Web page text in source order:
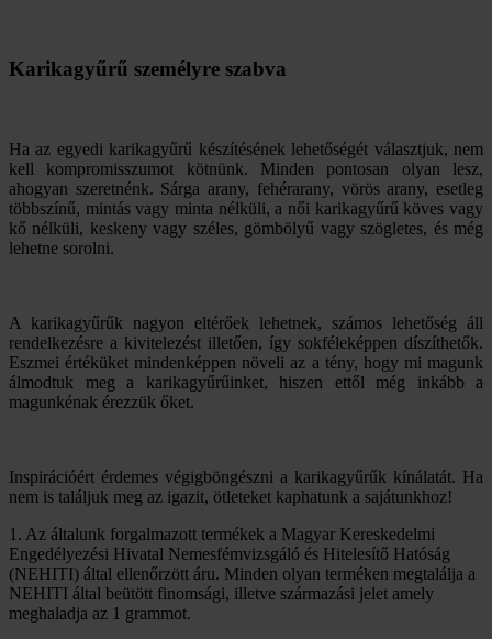
Karikagyűrű személyre szabva
Ha az egyedi karikagyűrű készítésének lehetőségét választjuk, nem
kell kompromisszumot kötnünk. Minden pontosan olyan lesz,
ahogyan szeretnénk. Sárga arany, fehérarany, vörös arany, esetleg
többszínű, mintás vagy minta nélküli, a női karikagyűrű köves vagy
kő nélküli, keskeny vagy széles, gömbölyű vagy szögletes, és még
lehetne sorolni.
A karikagyűrűk nagyon eltérőek lehetnek, számos lehetőség áll
rendelkezésre a kivitelezést illetően, így sokféleképpen díszíthetők.
Eszmei értéküket mindenképpen növeli az a tény, hogy mi magunk
álmodtuk meg a karikagyűrűinket, hiszen ettől még inkább a
magunkénak érezzük őket.
Inspirációért érdemes végigböngészni a karikagyűrűk kínálatát. Ha
nem is találjuk meg az igazit, ötleteket kaphatunk a sajátunkhoz!
1. Az általunk forgalmazott termékek a Magyar Kereskedelmi
Engedélyezési Hivatal Nemesfémvizsgáló és Hitelesítő Hatóság
(NEHITI) által ellenőrzött áru. Minden olyan terméken megtalálja a
NEHITI által beütött finomsági, illetve származási jelet amely
meghaladja az 1 grammot.